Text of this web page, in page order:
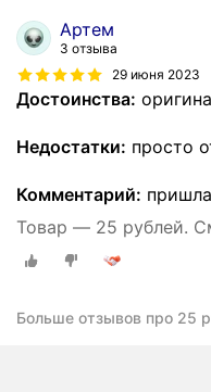
Артем
3 отзыва
29 июня 2023
Достоинства:
Недостатки: просто
Комментарий:
Товар — 25 рублей.
Больше отзывов про 25